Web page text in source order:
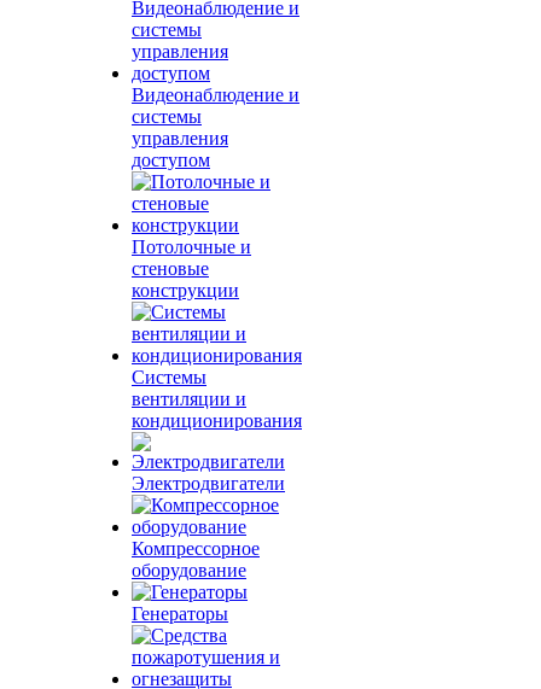
Видеонаблюдение и
системы
управления
доступом
Потолочные и
стеновые
конструкции
Системы
вентиляции и
кондиционирования
Электродвигатели
Компрессорное
оборудование
Генераторы